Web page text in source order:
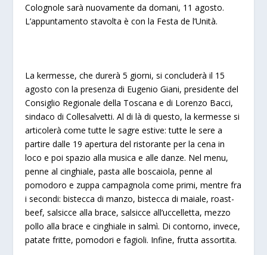
Colognole sarà nuovamente da domani, 11 agosto.
L’appuntamento stavolta è con la Festa de l’Unità.
La kermesse, che durerà 5 giorni, si concluderà il 15
agosto con la presenza di Eugenio Giani, presidente del
Consiglio Regionale della Toscana e di Lorenzo Bacci,
sindaco di Collesalvetti. Al di là di questo, la kermesse si
articolerà come tutte le sagre estive: tutte le sere a
partire dalle 19 apertura del ristorante per la cena in
loco e poi spazio alla musica e alle danze. Nel menu,
penne al cinghiale,pasta alle boscaiola, penne al
pomodoro e zuppa campagnola come primi, mentre fra
i secondi:bistecca di manzo, bistecca di maiale, roast-
beef, salsicce alla brace, salsicce all’uccelletta, mezzo
pollo alla brace e cinghiale in salmì. Di contorno, invece,
patate fritte, pomodori e fagioli. Infine, frutta assortita.